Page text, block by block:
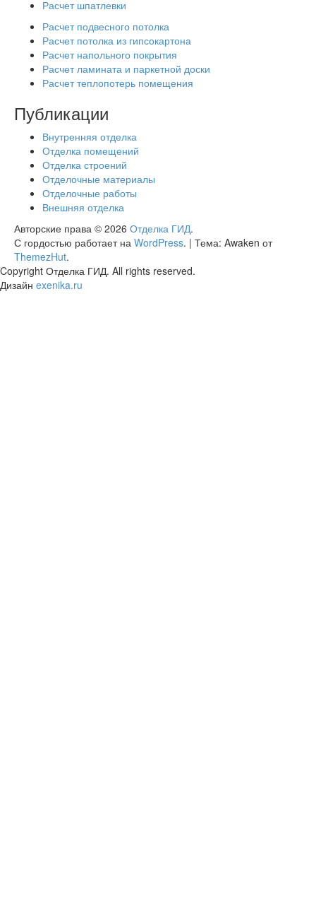
Расчет шпатлевки
Расчет подвесного потолка
Расчет потолка из гипсокартона
Расчет напольного покрытия
Расчет ламината и паркетной доски
Расчет теплопотерь помещения
Публикации
Внутренняя отделка
Отделка помещений
Отделка строений
Отделочные материалы
Отделочные работы
Внешняя отделка
Авторские права © 2026 Отделка ГИД.
С гордостью работает на WordPress. | Тема: Awaken от
ThemezHut.
Copyright Отделка ГИД. All rights reserved.
Дизайн exenika.ru